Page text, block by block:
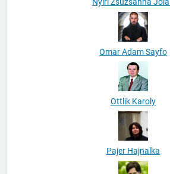
Nyiri Zsuzsanna Jolán
Omar Adam Sayfo
Ottlik Karoly
Pajer Hajnalka